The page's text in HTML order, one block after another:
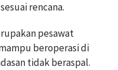
rencana.
pesawat
beroperasi di
tidak beraspal.